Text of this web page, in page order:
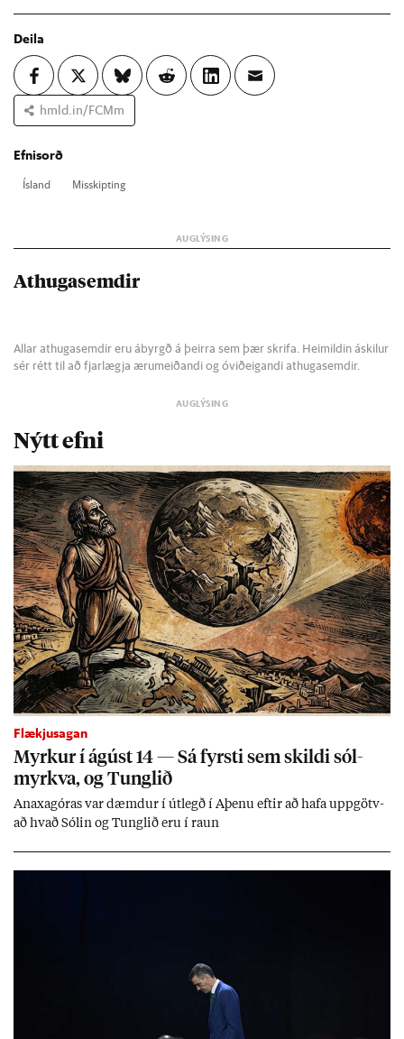
Deila
hmld.in/FCMm
Efnisorð
Ís­land Mis­skipt­ing
Athugasemdir
Allar athugasemdir eru ábyrgð á þeirra sem þær skrifa. Heimildin áskilur
sér rétt til að fjarlægja ærumeiðandi og óviðeigandi athugasemdir.
Nýtt efni
Flækjusagan
Myrk­ur í ág­úst 14 — Sá fyrsti sem skildi sól­
myrkva, og Tungl­ið
An­axagór­as var dæmd­ur í út­legð í Aþenu eft­ir að hafa upp­götv­
að hvað Sól­in og Tungl­ið eru í raun